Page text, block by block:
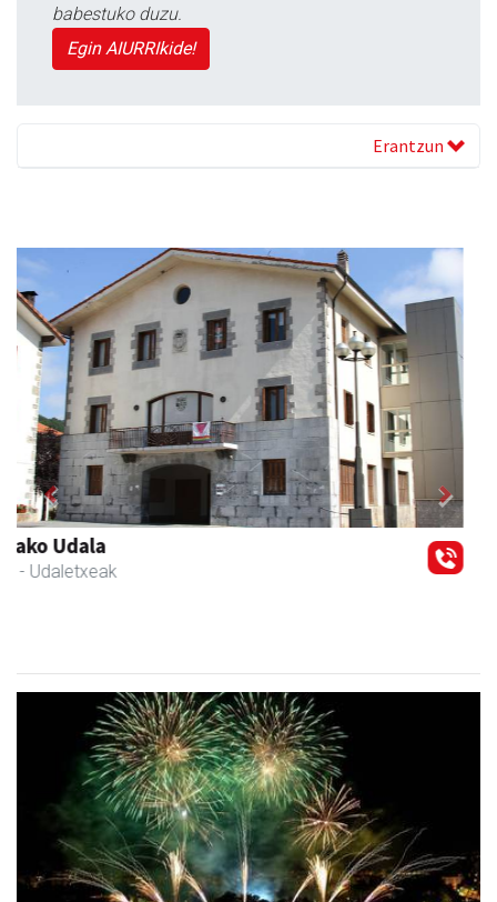
babestuko duzu.
Egin AIURRIkide!
Erantzun
Izurtzu erretegia
Asteasu - Erretegia
Previous Next